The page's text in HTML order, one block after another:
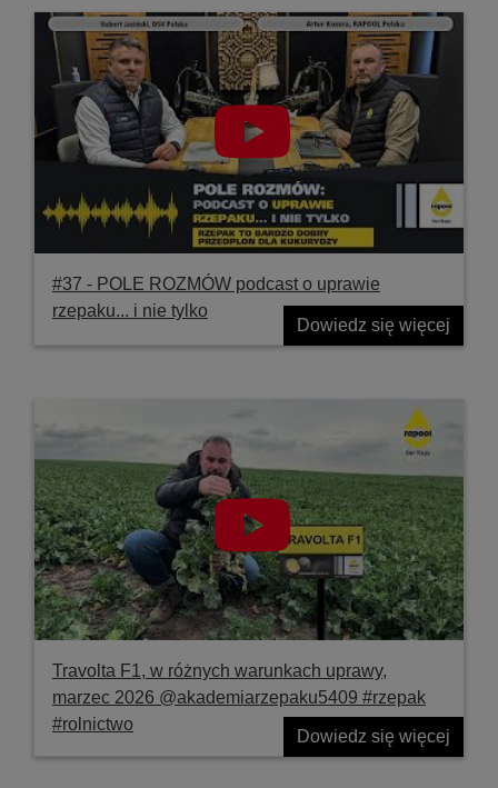
#37 ‐ POLE ROZMÓW podcast o uprawie
rzepaku... i nie tylko
Dowiedz się więcej
Travolta F1, w różnych warunkach uprawy,
marzec 2026 @akademiarzepaku5409 #rzepak
#rolnictwo
Dowiedz się więcej